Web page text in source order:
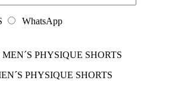
WhatsApp
PHYSIQUE SHORTS